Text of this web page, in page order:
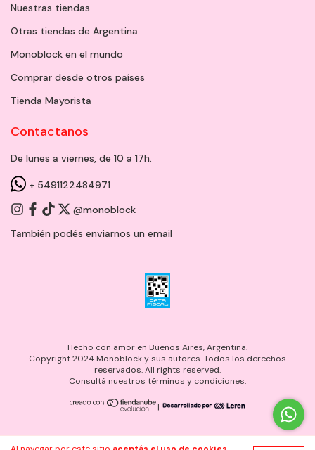
Nuestras tiendas
Otras tiendas de Argentina
Monoblock en el mundo
Comprar desde otros países
Tienda Mayorista
Contactanos
De lunes a viernes, de 10 a 17h.
+ 5491122484971
@monoblock
También podés enviarnos un email
Hecho con amor en Buenos Aires, Argentina.
Copyright 2024 Monoblock y sus autores. Todos los derechos
reservados. All rights reserved.
Consultá nuestros términos y condiciones.
|